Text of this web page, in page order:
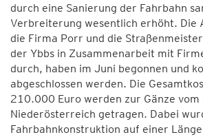
durch eine Sanierung der Fahrbahn
Verbreiterung wesentlich erhöht. Die
die Firma Porr und die
der Ybbs in Zusammenarbeit mit
durch, haben im Juni begonnen und
abgeschlossen werden. Die
210.000 Euro werden zur Gänze vom
Niederösterreich getragen. Dabei
Fahrbahnkonstruktion auf einer